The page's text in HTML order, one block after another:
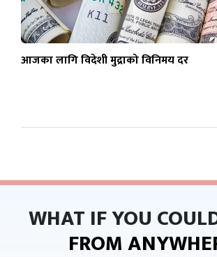
आजका लागि विदेशी मुद्राको विनिमय दर
WHAT IF YOU
FROM